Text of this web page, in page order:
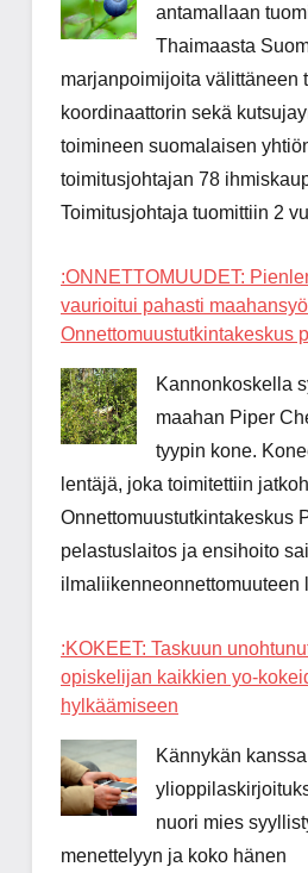
antamallaan
Thaimaasta
marjanpoimijoita välittäneen
koordinaattorin sekä
toimineen suomalaisen
toimitusjohtajan 78
Toimitusjohtaja tuomittiin 2
:ONNETTOMUUDET:
vaurioitui pahasti
Onnettomuustutkintakeskus
Kannonkoskella
maahan Piper
tyypin kone.
lentäjä, joka toimitettiin
Onnettomuustutkintakeskus
pelastuslaitos ja ensihoito
:KOKEET: Taskuun
opiskelijan kaikkien yo-
hylkäämiseen
Kännykän
nuori mies
menettelyyn ja koko hänen